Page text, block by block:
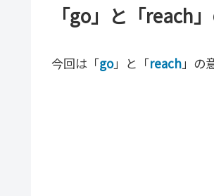
「go」と「reach
今回は「go」と「reach」の